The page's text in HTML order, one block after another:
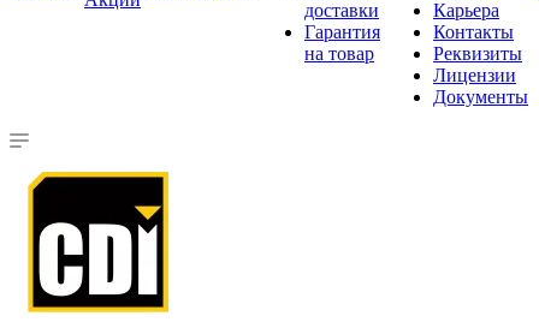
доставки
Гарантия
на товар
Карьера
Контакты
Реквизиты
Лицензии
Документы